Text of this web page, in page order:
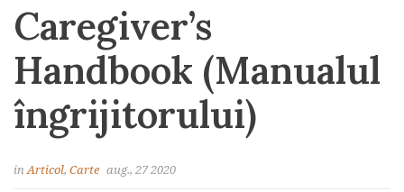
Caregiver’s
Handbook (Manualul
îngrijitorului)
inArticol, Carte aug., 27 2020